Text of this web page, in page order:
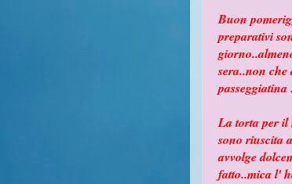
Buon
preparativi
sera..non
passeggiatina
La torta per il
sono riuscita
avvolge
fatto..mica l'